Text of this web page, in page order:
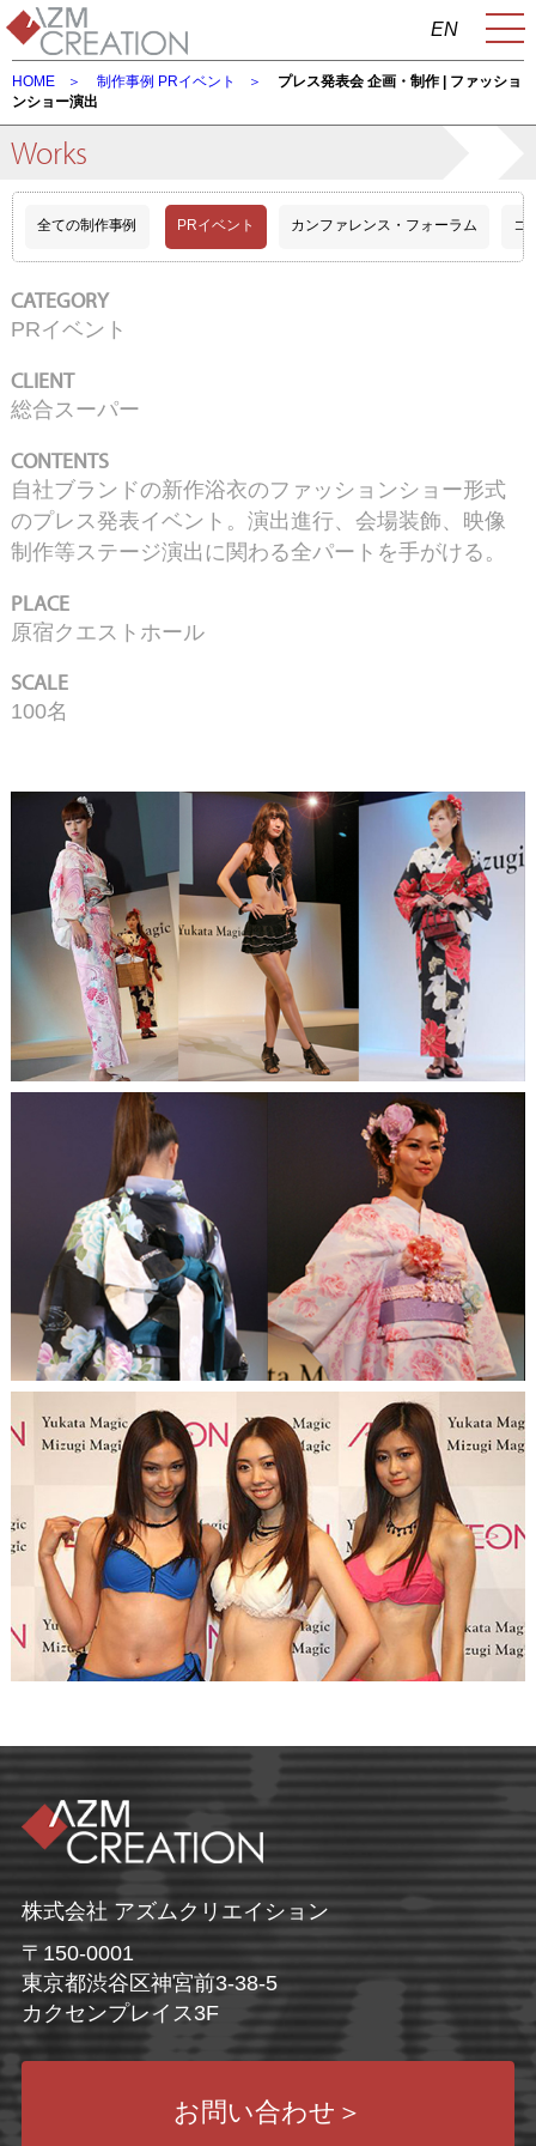
EN
HOME 制作事例 PRイベント
プレス発表会 企画・制作 | ファッショ
ンショー演出
Works
全ての制作事例 PRイベント カンファレンス・フォーラム コ
CATEGORY
PRイベント
CLIENT
総合スーパー
CONTENTS
自社ブランドの新作浴衣のファッションショー形式
のプレス発表イベント。演出進行、会場装飾、映像
制作等ステージ演出に関わる全パートを手がける。
PLACE
原宿クエストホール
SCALE
100名
株式会社 アズムクリエイション
〒150-0001
東京都渋谷区神宮前3-38-5
カクセンプレイス3F
お問い合わせ ＞